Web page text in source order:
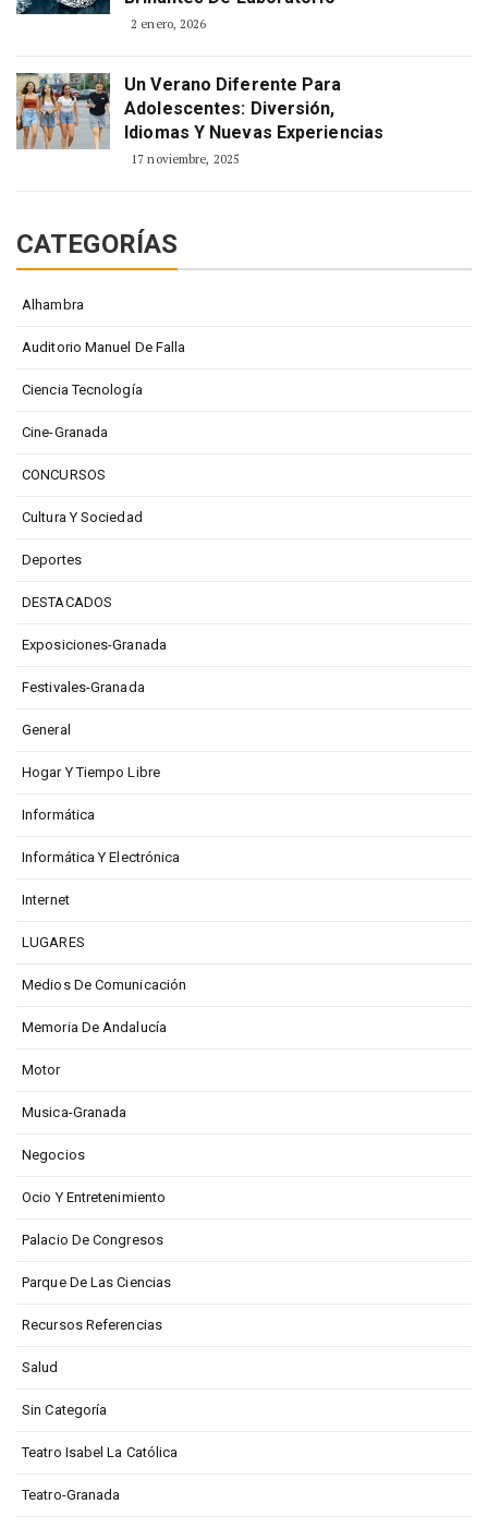
2 enero, 2026
Un Verano Diferente Para
Adolescentes: Diversión,
Idiomas Y Nuevas Experiencias
17 noviembre, 2025
CATEGORÍAS
Alhambra
Auditorio Manuel De Falla
Ciencia Tecnología
Cine-Granada
CONCURSOS
Cultura Y Sociedad
Deportes
DESTACADOS
Exposiciones-Granada
Festivales-Granada
General
Hogar Y Tiempo Libre
Informática
Informática Y Electrónica
Internet
LUGARES
Medios De Comunicación
Memoria De Andalucía
Motor
Musica-Granada
Negocios
Ocio Y Entretenimiento
Palacio De Congresos
Parque De Las Ciencias
Recursos Referencias
Salud
Sin Categoría
Teatro Isabel La Católica
Teatro-Granada